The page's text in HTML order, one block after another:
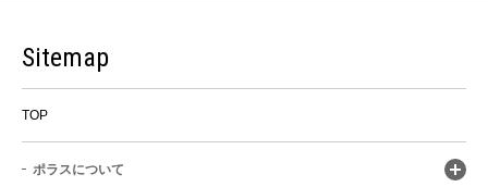
Sitemap
TOP
ポラスについて